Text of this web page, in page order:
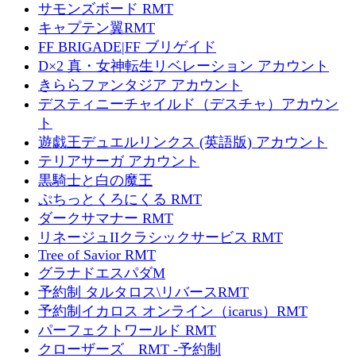
サモンズボード RMT
キャプテン翼RMT
FF BRIGADE|FF ブリゲイド
D×2 真・女神転生リベレーション アカウント
きららファンタジア アカウント
デスティニーチャイルド（デスチャ）アカウン
ト
遊戯王デュエルリンクス (英語版) アカウント
テリアサーガ アカウント
黒騎士と白の魔王
ぷちっとくろにくる RMT
ダークサマナー RMT
リネージュIIクラシックサービス RMT
Tree of Savior RMT
グラナドエスパダM
予約制 タルタロス\リバースRMT
予約制イカロス オンライン（icarus）RMT
パーフェクトワールド RMT
クローザーズ RMT -予約制